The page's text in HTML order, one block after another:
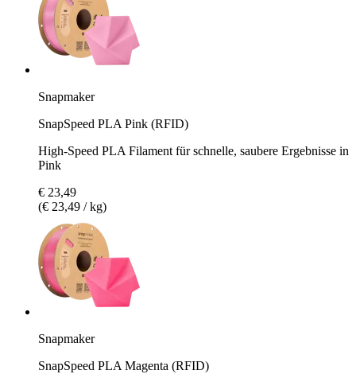
Snapmaker
SnapSpeed PLA Pink (RFID)
High-Speed PLA Filament für schnelle, saubere Ergebnisse in
Pink
€ 23,49
(€ 23,49 / kg)
Snapmaker
SnapSpeed PLA Magenta (RFID)